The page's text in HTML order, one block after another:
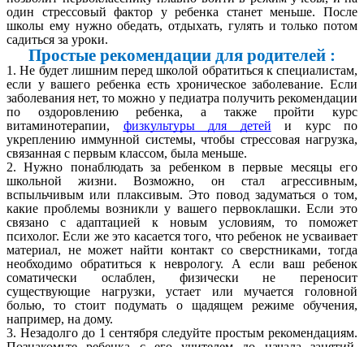
один стрессовый фактор у ребенка станет меньше. После
школы ему нужно обедать, отдыхать, гулять и только потом
садиться за уроки.
Простые рекомендации для родителей :
1. Не будет лишним перед школой обратиться к специалистам,
если у вашего ребенка есть хроническое заболевание. Если
заболевания нет, то можно у педиатра получить рекомендации
по оздоровлению ребенка, а также пройти курс
витаминотерапии, физкультуры для детей и курс по
укреплению иммунной системы, чтобы стрессовая нагрузка,
связанная с первым классом, была меньше.
2. Нужно понаблюдать за ребенком в первые месяцы его
школьной жизни. Возможно, он стал агрессивным,
вспыльчивым или плаксивым. Это повод задуматься о том,
какие проблемы возникли у вашего первоклашки. Если это
связано с адаптацией к новым условиям, то поможет
психолог. Если же это касается того, что ребенок не усваивает
материал, не может найти контакт со сверстниками, тогда
необходимо обратиться к неврологу. А если ваш ребенок
соматически ослаблен, физически не переносит
существующие нагрузки, устает или мучается головной
болью, то стоит подумать о щадящем режиме обучения,
например, на дому.
3. Незадолго до 1 сентября следуйте простым рекомендациям.